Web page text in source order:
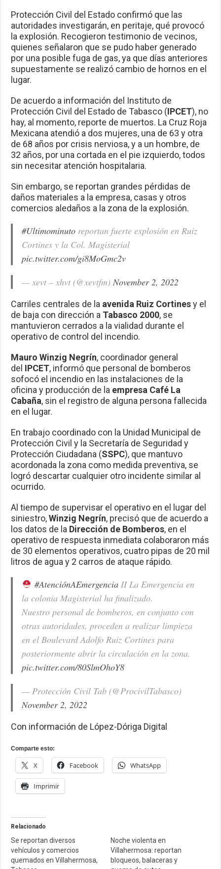
Protección Civil del Estado confirmó que las
autoridades investigarán, en peritaje, qué provocó
la explosión. Recogieron testimonio de vecinos,
quienes señalaron que se pudo haber generado
por una posible fuga de gas, ya que días anteriores
supuestamente se realizó cambio de hornos en el
lugar.
De acuerdo a información del Instituto de
Protección Civil del Estado de Tabasco (IPCET), no
hay, al momento, reporte de muertos. La Cruz Roja
Mexicana atendió a dos mujeres, una de 63 y otra
de 68 años por crisis nerviosa, y a un hombre, de
32 años, por una cortada en el pie izquierdo, todos
sin necesitar atención hospitalaria.
Sin embargo, se reportan grandes pérdidas de
daños materiales a la empresa, casas y otros
comercios aledaños a la zona de la explosión.
#Ultimominuto reportan fuerte explosión en Ruiz
Cortines y la Col. Magisterial
pic.twitter.com/gi8MoGmc2v
— xevt – xhvt (@xevtfm)November 2, 2022
Carriles centrales de la avenida Ruiz Cortinesy el
de baja con dirección a Tabasco 2000, se
mantuvieron cerrados a la vialidad durante el
operativo de control del incendio.
Mauro Winzig Negrín, coordinador general
del IPCET, informó que personal de bomberos
sofocó el incendio en las instalaciones de la
oficina y producción de la empresa Café La
Cabaña, sin el registro de alguna persona fallecida
en el lugar.
En trabajo coordinado con la Unidad Municipal de
Protección Civil y la Secretaría de Seguridad y
Protección Ciudadana (SSPC), que mantuvo
acordonada la zona como medida preventiva, se
logró descartar cualquier otro incidente similar al
ocurrido.
Al tiempo de supervisar el operativo en el lugar del
siniestro,Winzig Negrín, precisó que de acuerdo a
los datos de la Dirección de Bomberos, en el
operativo de respuesta inmediata colaboraron más
de 30 elementos operativos, cuatro pipas de 20 mil
litros de agua y 2 carros de ataque rápido.
#AtenciónAEmergenciaII La Emergencia en
la colonia Magisterial ha finalizado.
Nuestro personal de bomberos, en conjunto con
otras autoridades, proceden a realizar limpieza
en el Boulevard Adolfo Ruiz Cortines para
posteriormente abrir la circulación en la zona.
pic.twitter.com/80SlmOhoY8
— Protección Civil Tab (@ProcivilTabasco)
November 2, 2022
Con información de López-Dóriga Digital
Comparte esto:
X Facebook WhatsApp
Imprimir
Relacionado
Se reportan diversos
vehículos y comercios
quemados en Villahermosa,
Noche violenta en
Villahermosa: reportan
bloqueos, balaceras y